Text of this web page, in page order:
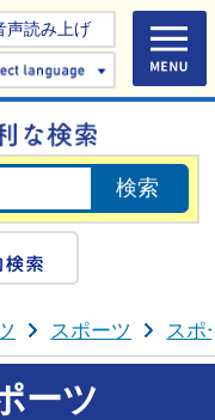
声読み上げ
Select
スポーツ スポ
ーツ